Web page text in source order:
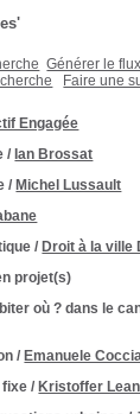
Générer le
Faire une
Engagée
/ Ian Brossat
/ Michel Lussault
/ Droit à la ville
projet(s)
où ? dans le
/ Emanuele
fixe / Kristoffer